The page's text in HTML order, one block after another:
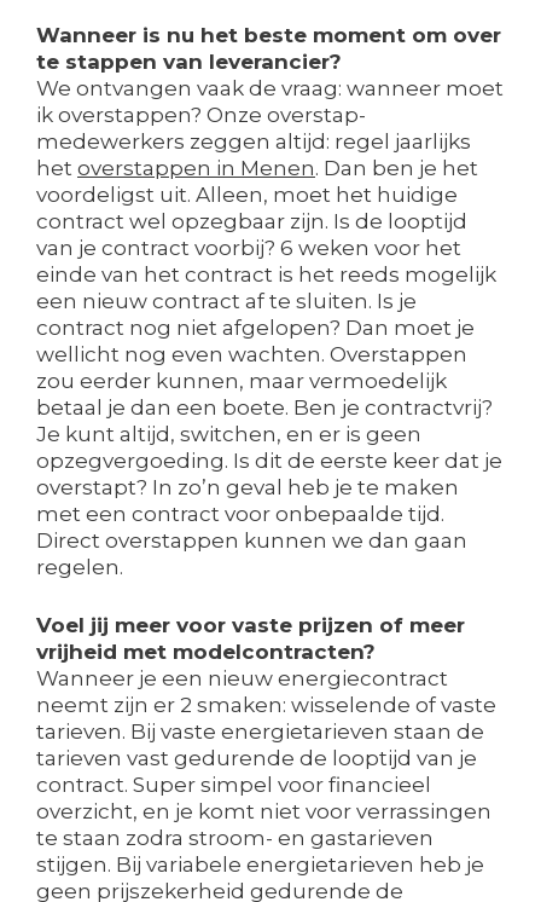
Wanneer is nu het beste moment om over
te stappen van leverancier?
We ontvangen vaak de vraag: wanneer moet
ik overstappen? Onze overstap-
medewerkers zeggen altijd: regel jaarlijks
het overstappen in Menen. Dan ben je het
voordeligst uit. Alleen, moet het huidige
contract wel opzegbaar zijn. Is de looptijd
van je contract voorbij? 6 weken voor het
einde van het contract is het reeds mogelijk
een nieuw contract af te sluiten. Is je
contract nog niet afgelopen? Dan moet je
wellicht nog even wachten. Overstappen
zou eerder kunnen, maar vermoedelijk
betaal je dan een boete. Ben je contractvrij?
Je kunt altijd, switchen, en er is geen
opzegvergoeding. Is dit de eerste keer dat je
overstapt? In zo’n geval heb je te maken
met een contract voor onbepaalde tijd.
Direct overstappen kunnen we dan gaan
regelen.
Voel jij meer voor vaste prijzen of meer
vrijheid met modelcontracten?
Wanneer je een nieuw energiecontract
neemt zijn er 2 smaken: wisselende of vaste
tarieven. Bij vaste energietarieven staan de
tarieven vast gedurende de looptijd van je
contract. Super simpel voor financieel
overzicht, en je komt niet voor verrassingen
te staan zodra stroom- en gastarieven
stijgen. Bij variabele energietarieven heb je
geen prijszekerheid gedurende de